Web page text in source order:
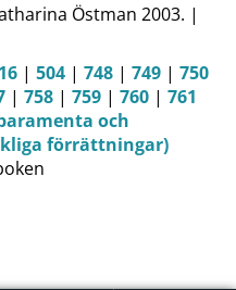
Östman 2003. |
| 504 | 748 | 749 | 750
| 758 | 759 | 760 | 761
och
förrättningar)